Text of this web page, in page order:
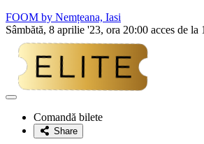
FOOM by Nemțeana, Iasi
Sâmbătă, 8 aprilie '23, ora 20:00 acces de la
Adaugă
favoriteComandă bilete
Share